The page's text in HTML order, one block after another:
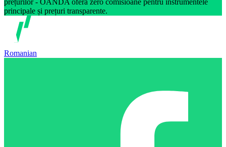
principale și prețuri transparente.
Romanian